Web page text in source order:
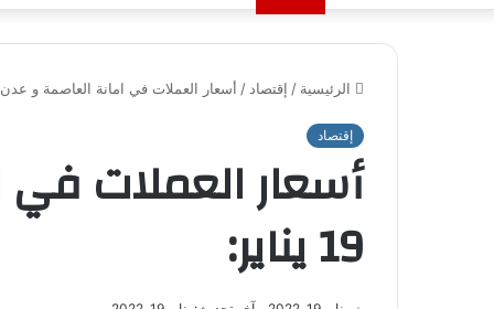
الرئيسية / إقتصاد / أسعار العملات في امانة العاصمة و عدن 19
إقتصاد
أسعار العملات
19 يناير: